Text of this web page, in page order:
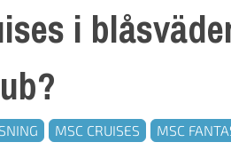
i
MSC CRUISES MSC